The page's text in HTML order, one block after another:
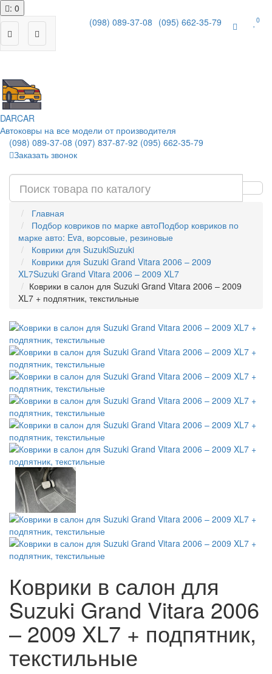
: 0
(098) 089-37-08 (095) 662-35-79 0
DARCAR
Автоковры на все модели от производителя
(098) 089-37-08 (097) 837-87-92 (095) 662-35-79
Заказать звонок
Главная
Подбор ковриков по марке автоПодбор ковриков по
марке авто: Eva, ворсовые, резиновые
Коврики для SuzukiSuzuki
Коврики для Suzuki Grand Vitara 2006 – 2009
XL7Suzuki Grand Vitara 2006 – 2009 XL7
Коврики в салон для Suzuki Grand Vitara 2006 – 2009
XL7 + подпятник, текстильные
Коврики в салон для
Suzuki Grand Vitara 2006
– 2009 XL7 + подпятник,
текстильные